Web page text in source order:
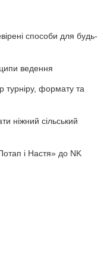
способи для будь-
ведення
турніру, формату та
ніжний сільський
і Настя» до NK